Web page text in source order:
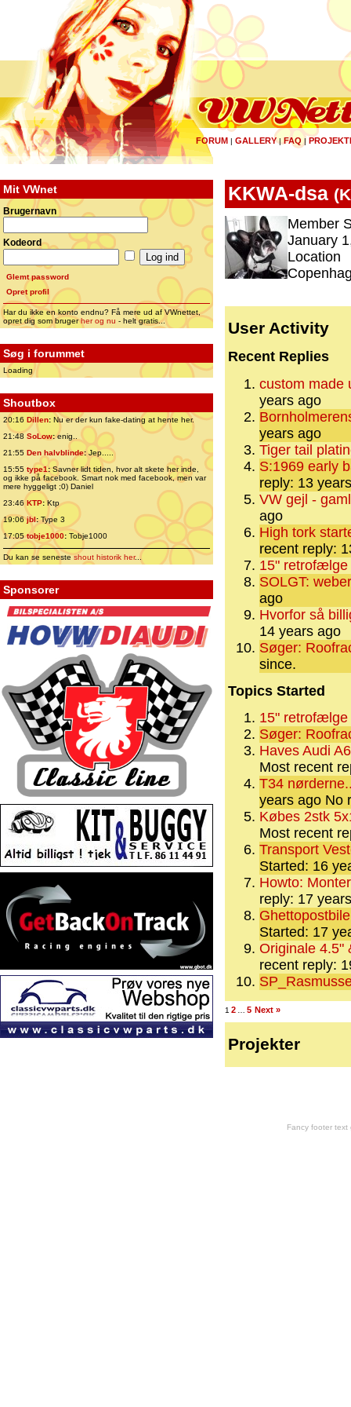
FORUM | GALLERY|FAQ |
Mit VWnet
Brugernavn
Kodeord
Glemt password
Opret profil
Har du ikke en konto endnu? Få mere ud af VWnettet,
opret dig som brugerher og nu - helt gratis...
Søg i forummet
Loading
Shoutbox
20:16 Dillen: Nu er der kun fake-dating at hente her.
21:48 SoLow:enig..
21:55 Den halvblinde:Jep.....
15:55 type1:Savner lidt tiden, hvor alt skete her inde,
og ikke på facebook. Smart nok med facebook, men var
mere hyggeligt ;0) Daniel
23:46 KTP:Ktp
19:06jbl:Type 3
17:05tobje1000: Tobje1000
Du kan se senesteshout historik her...
Sponsorer
KKWA-dsa (
Member
January
Location
User Activity
Recent Replies
custom made
years ago
years ago
Tiger tail
S:1969 early
reply: 13
VW gejl -
ago
High tork
recent reply:
15"
SOLGT:
ago
Hvorfor så
14 years ago
Søger:
since.
Topics Started
15"
Søger:
Haves Audi
Most recent
T34
years ago No
Købes 2stk
Most recent
Transport
Started: 16
Howto:
reply: 17
Started: 17
Originale
recent reply:
1 2 5 Next »
Projekter
Fancy footer